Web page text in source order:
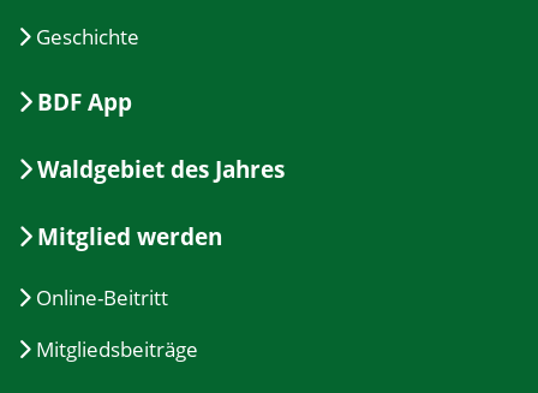
Geschichte
BDF App
Waldgebiet des Jahres
Mitglied werden
Online-Beitritt
Mitgliedsbeiträge